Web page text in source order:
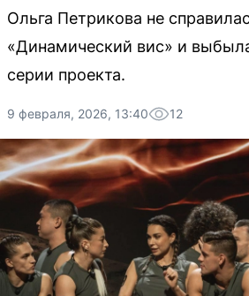
Ольга Петрикова не
«Динамический вис» и
серии проекта.
9 февраля, 2026, 13:40 12